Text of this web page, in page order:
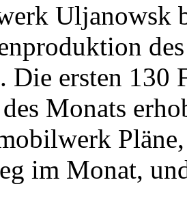
Uljanowsk
Die ersten 130
Monats
im Monat,